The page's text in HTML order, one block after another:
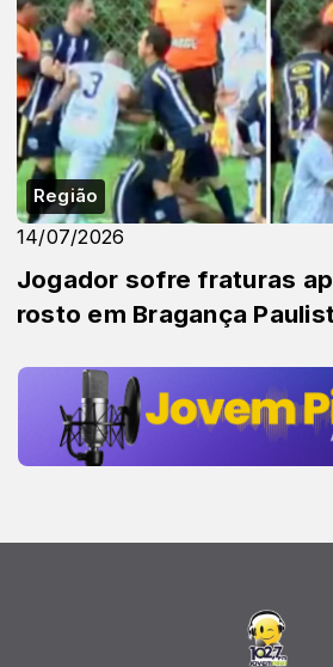
Região
14/07/2026
Jogador sofre fraturas
rosto em Bragança